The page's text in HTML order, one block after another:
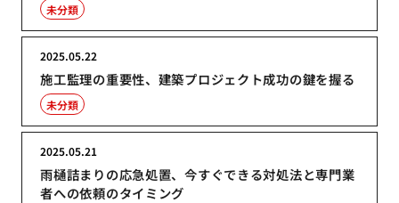
未分類
施工監理の重要性、建築プロジェクト成功の鍵を握る
2025.05.22
未分類
雨樋詰まりの応急処置、今すぐできる対処法と専門業
者への依頼のタイミング
2025.05.21